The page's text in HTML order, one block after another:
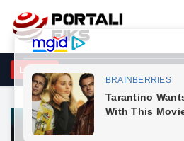
LAJME
konstituimi i Kuvendit sipas